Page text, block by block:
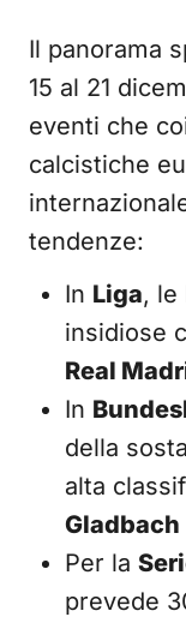
Il panorama
15 al 21
eventi che
calcistiche
tendenze:
In Liga, le
insidiose
Real
In
della
alta
Gladbach
Per la
prevede